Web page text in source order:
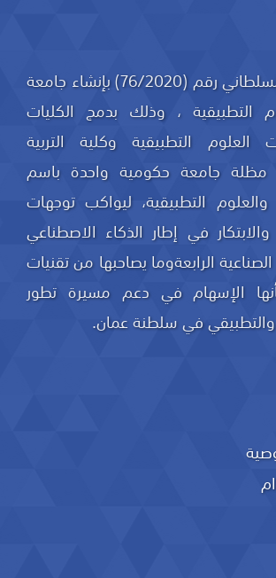
جاء المرسوم السلطاني رقم (76/2020) بإنشاء جامعة
التطبيقية ، وذلك بدمج الكليات
العلوم التطبيقية وكلية التربية
مظلة جامعة حكومية واحدة باسم
والعلوم التطبيقية، ليواكب توجهات
في إطار الذكاء الاصطناعي
الرابعةوما يصاحبها من تقنيات
الإسهام في دعم مسيرة تطور
والتطبيقي في سلطنة عمان.